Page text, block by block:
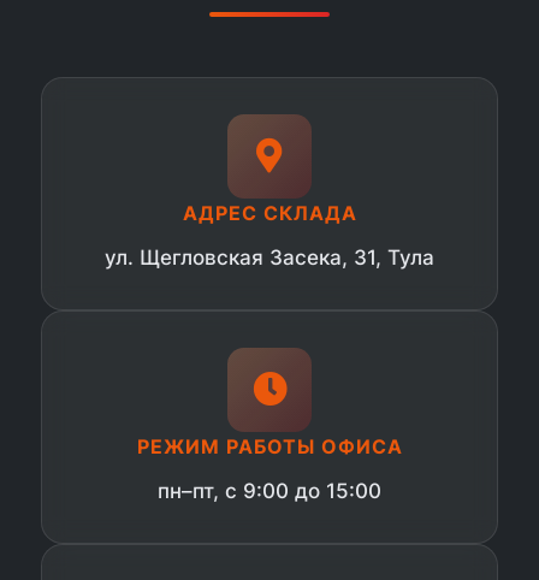
АДРЕС СКЛАДА
ул. Щегловская Засека, 31, Тула
РЕЖИМ РАБОТЫ ОФИСА
пн–пт, с 9:00 до 15:00